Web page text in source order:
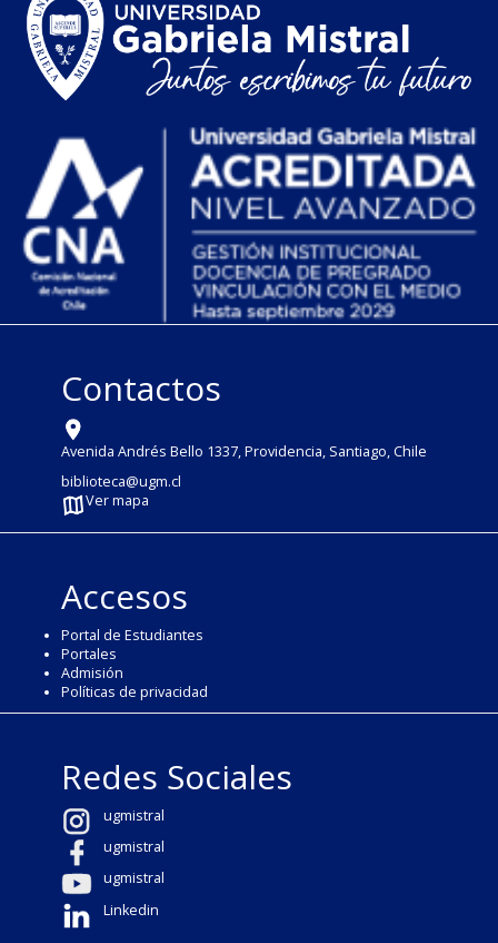
Contactos
Avenida Andrés Bello 1337, Providencia, Santiago, Chile
biblioteca@ugm.cl
Ver mapa
Accesos
Portal de Estudiantes
Portales
Admisión
Políticas de privacidad
Redes Sociales
ugmistral
ugmistral
ugmistral
Linkedin